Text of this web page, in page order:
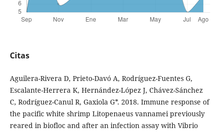
Citas
Aguilera-Rivera D, Prieto-Davó A, Rodríguez-Fuentes G,
Escalante-Herrera K, Hernández-López J, Chávez-Sánchez
C, Rodríguez-Canul R, Gaxiola G*. 2018. Immune response of
the pacific white shrimp Litopenaeus vannamei previously
reared in biofloc and after an infection assay with Vibrio